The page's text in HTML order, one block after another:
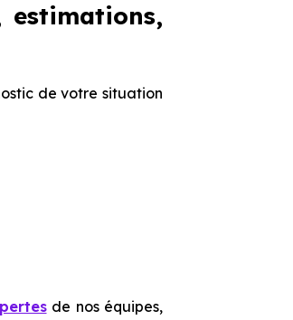
de votre situation
de nos équipes,